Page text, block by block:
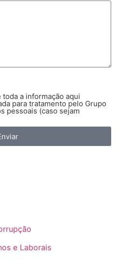
a informação aqui
para tratamento pelo Grupo
pessoais (caso sejam
e Laborais